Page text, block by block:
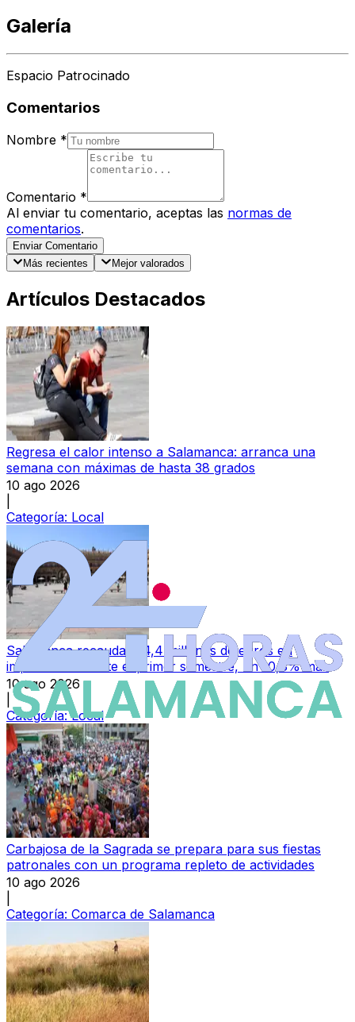
Galería
Espacio Patrocinado
Comentarios
Nombre *
Comentario *
Al enviar tu comentario, aceptas las normas de
comentarios.
Enviar Comentario
Más recientes
Mejor valorados
Artículos Destacados
Regresa el calor intenso a Salamanca: arranca una
semana con máximas de hasta 38 grados
10 ago 2026
Categoría: Local
Salamanca recauda 314,4 millones de euros en
impuestos durante el primer semestre, un 10,8% más
10 ago 2026
Categoría:Local
Carbajosa de la Sagrada se prepara para sus fiestas
patronales con un programa repleto de actividades
10 ago 2026
Categoría: Comarca de Salamanca